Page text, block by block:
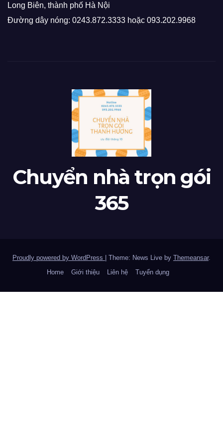
Long Biên, thành phố Hà Nội
Đường dây nóng: 0243.872.3333 hoặc 093.202.9968
Chuyển nhà trọn gói
365
Proudly powered by WordPress | Theme: News Live by Themeansar.
Home
Giới thiệu Liên hệ Tuyển dụng